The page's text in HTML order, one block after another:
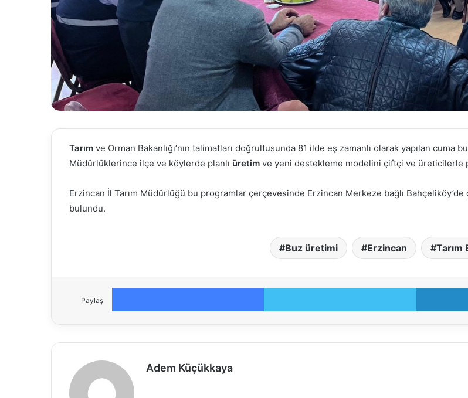
Tarım ve Orman Bakanlığı’nın talimatları doğrultusunda 81 ilde eş zamanlı olarak yapılan cuma
Müdürlüklerince ilçe ve köylerde planlı üretim ve yeni destekleme modelini çiftçi ve üreticilerle
Erzincan İl Tarım Müdürlüğü bu programlar çerçevesinde Erzincan Merkeze bağlı
bulundu.
Buz üretimi Erzincan Tarım
Paylaş
Facebook Twitter
Adem Küçükkaya